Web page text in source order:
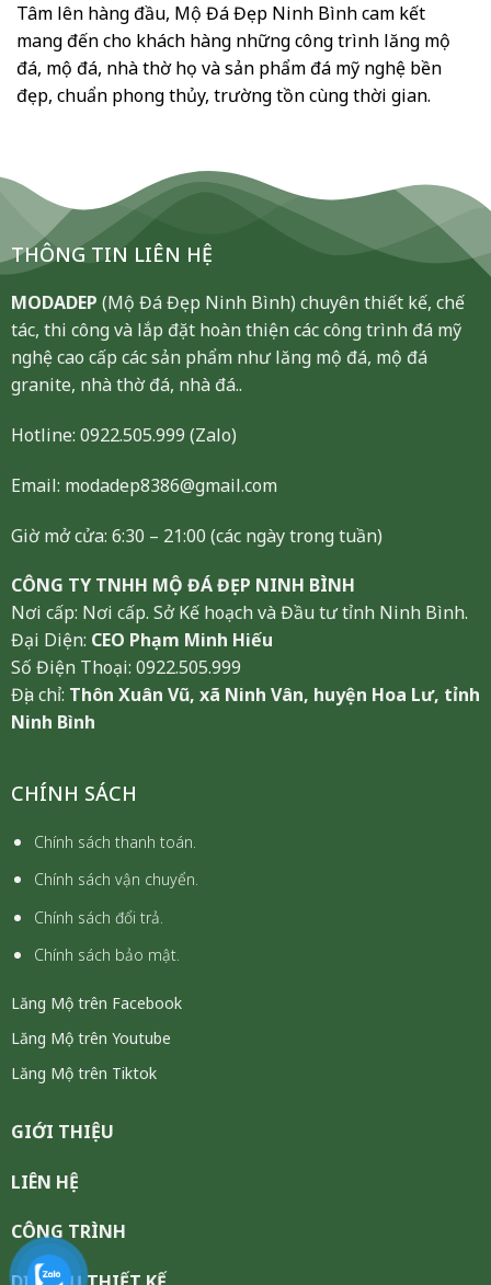
Tâm lên hàng đầu, Mộ Đá Đẹp Ninh Bình cam kết
mang đến cho khách hàng những công trình lăng mộ
đá, mộ đá, nhà thờ họ và sản phẩm đá mỹ nghệ bền
đẹp, chuẩn phong thủy, trường tồn cùng thời gian.
THÔNG TIN LIÊN HỆ
MODADEP (Mộ Đá Đẹp Ninh Bình) chuyên thiết kế, chế
tác, thi công và lắp đặt hoàn thiện các công trình đá mỹ
nghệ cao cấp các sản phẩm như lăng mộ đá, mộ đá
granite, nhà thờ đá, nhà đá..
Hotline: 0922.505.999 (Zalo)
Email: modadep8386@gmail.com
Giờ mở cửa: 6:30 – 21:00 (các ngày trong tuần)
CÔNG TY TNHH MỘ ĐÁ ĐẸP NINH BÌNH
Nơi cấp: Nơi cấp. Sở Kế hoạch và Đầu tư tỉnh Ninh Bình.
Đại Diện: CEO Phạm Minh Hiếu
Số Điện Thoại: 0922.505.999
Địa chỉ: Thôn Xuân Vũ, xã Ninh Vân, huyện Hoa Lư, tỉnh
Ninh Bình
CHÍNH SÁCH
Chính sách thanh toán.
Chính sách vận chuyển.
Chính sách đổi trả.
Chính sách bảo mật.
Lăng Mộ trên Facebook
Lăng Mộ trên Youtube
Lăng Mộ trên Tiktok
GIỚI THIỆU
LIÊN HỆ
CÔNG TRÌNH